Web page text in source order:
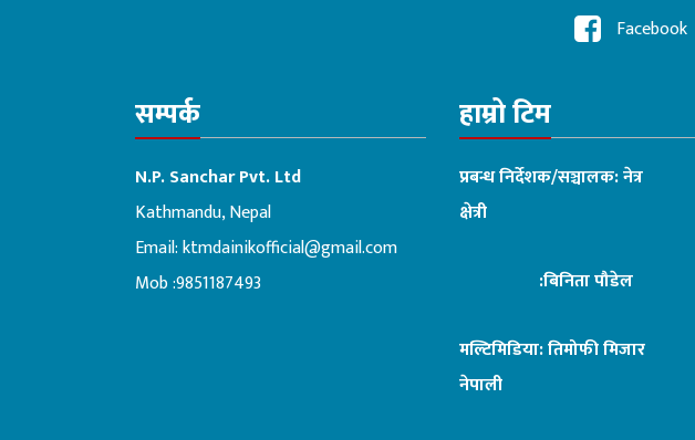
Facebook
सम्पर्क
N.P. Sanchar Pvt. Ltd
Kathmandu, Nepal
Email:ktmdainikofficial@gmail.com
Mob :9851187493
हाम्रो टिम
प्रबन्ध निर्देशक/सञ्चालक: नेत्र
क्षेत्री
:बिनिता पौडेल
मल्टिमिडिया: तिमोफी मिजार
नेपाली